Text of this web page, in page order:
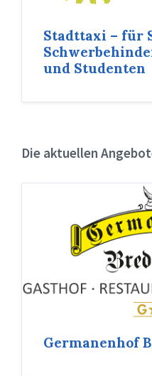
Stadttaxi – für
und Studenten
Die aktuellen
Germanenhof